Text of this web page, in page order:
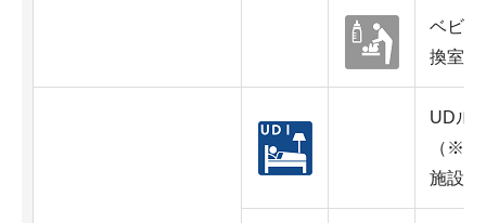
ベビー
換室)
UDル
（※
施設の